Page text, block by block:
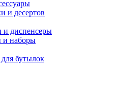
и десертов
диспенсеры
и наборы
бутылок